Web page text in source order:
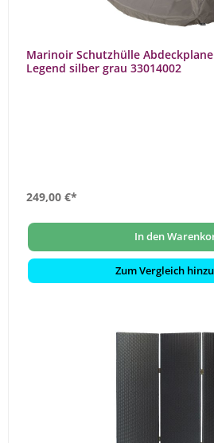
Marinoir Schutzhülle
Legend silber grau 33014002
249,00 €*
In den
Zum Vergleich